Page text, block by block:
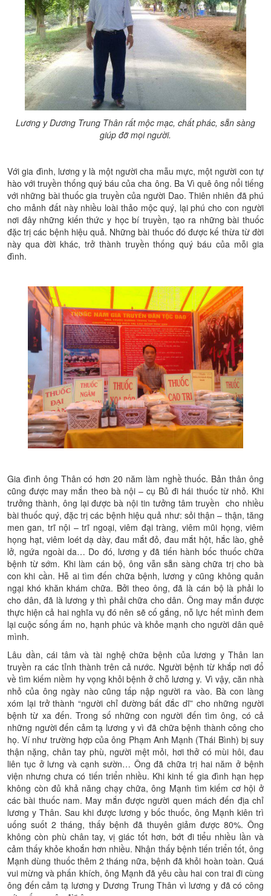
Lương y Dương Trung Thân rất mộc mạc, chất phác, sẵn sàng
giúp đỡ mọi người.
Với gia đình, lương y là một người cha mẫu mực, một người con tự
hào với truyền thống quý báu của cha ông. Ba Vì quê ông nổi tiếng
với những bài thuốc gia truyền của người Dao. Thiên nhiên đã phú
cho mảnh đất này nhiều loài thảo mộc quý, lại phú cho con người
nơi đây những kiến thức y học bí truyền, tạo ra những bài thuốc
đặc trị các bệnh hiệu quả. Những bài thuốc đó được kế thừa từ đời
này qua đời khác, trở thành truyền thống quý báu của mỗi gia
đình.
Gia đình ông Thân có hơn 20 năm làm nghề thuốc. Bản thân ông
cũng được may mắn theo bà nội – cụ Bủ đi hái thuốc từ nhỏ. Khi
trưởng thành, ông lại được bà nội tin tưởng tâm truyền cho nhiều
bài thuốc quý, đặc trị các bệnh hiệu quả như: sỏi thận – thận, tăng
men gan, trĩ nội – trĩ ngoại, viêm đại tràng, viêm mũi họng, viêm
họng hạt, viêm loét dạ dày, đau mắt đỏ, đau mắt hột, hắc lào, ghẻ
lở, ngứa ngoài da… Do đó, lương y đã tiến hành bốc thuốc chữa
bệnh từ sớm. Khi làm cán bộ, ông vẫn sẵn sàng chữa trị cho bà
con khi cần. Hễ ai tìm đến chữa bệnh, lương y cũng không quản
ngại khó khăn khám chữa. Bởi theo ông, đã là cán bộ là phải lo
cho dân, đã là lương y thì phải chữa cho dân. Ông may mắn được
thực hiện cả hai nghĩa vụ đó nên sẽ cố gắng, nỗ lực hết mình đem
lại cuộc sống ấm no, hạnh phúc và khỏe mạnh cho người dân quê
mình.
Lâu dần, cái tâm và tài nghệ chữa bệnh của lương y Thân lan
truyền ra các tỉnh thành trên cả nước. Người bệnh từ khắp nơi đổ
về tìm kiếm niềm hy vọng khỏi bệnh ở chỗ lương y. Vì vậy, căn nhà
nhỏ của ông ngày nào cũng tấp nập người ra vào. Bà con làng
xóm lại trở thành “người chỉ đường bất đắc dĩ” cho những người
bệnh từ xa đến. Trong số những con người đến tìm ông, có cả
những người đến cảm tạ lương y vì đã chữa bệnh thành công cho
họ. Ví như trường hợp của ông Phạm Anh Mạnh (Thái Bình) bị suy
thận nặng, chân tay phù, người mệt mỏi, hơi thở có mùi hôi, đau
liên tục ở lưng và cạnh sườn… Ông đã chữa trị hai năm ở bệnh
viện nhưng chưa có tiến triển nhiều. Khi kinh tế gia đình hạn hẹp
không còn đủ khả năng chạy chữa, ông Mạnh tìm kiếm cơ hội ở
các bài thuốc nam. May mắn được người quen mách đến địa chỉ
lương y Thân. Sau khi được lương y bốc thuốc, ông Mạnh kiên trì
uống suốt 2 tháng, thấy bệnh đã thuyên giảm được 80%. Ông
không còn phù chân tay, vị giác tốt hơn, bớt đi tiểu nhiều lần và
cảm thấy khỏe khoắn hơn nhiều. Nhận thấy bệnh tiến triển tốt, ông
Mạnh dùng thuốc thêm 2 tháng nữa, bệnh đã khỏi hoàn toàn. Quá
vui mừng và phấn khích, ông Mạnh đã yêu cầu hai con trai đi cùng
ông đến cảm tạ lương y Dương Trung Thân vì lương y đã có công